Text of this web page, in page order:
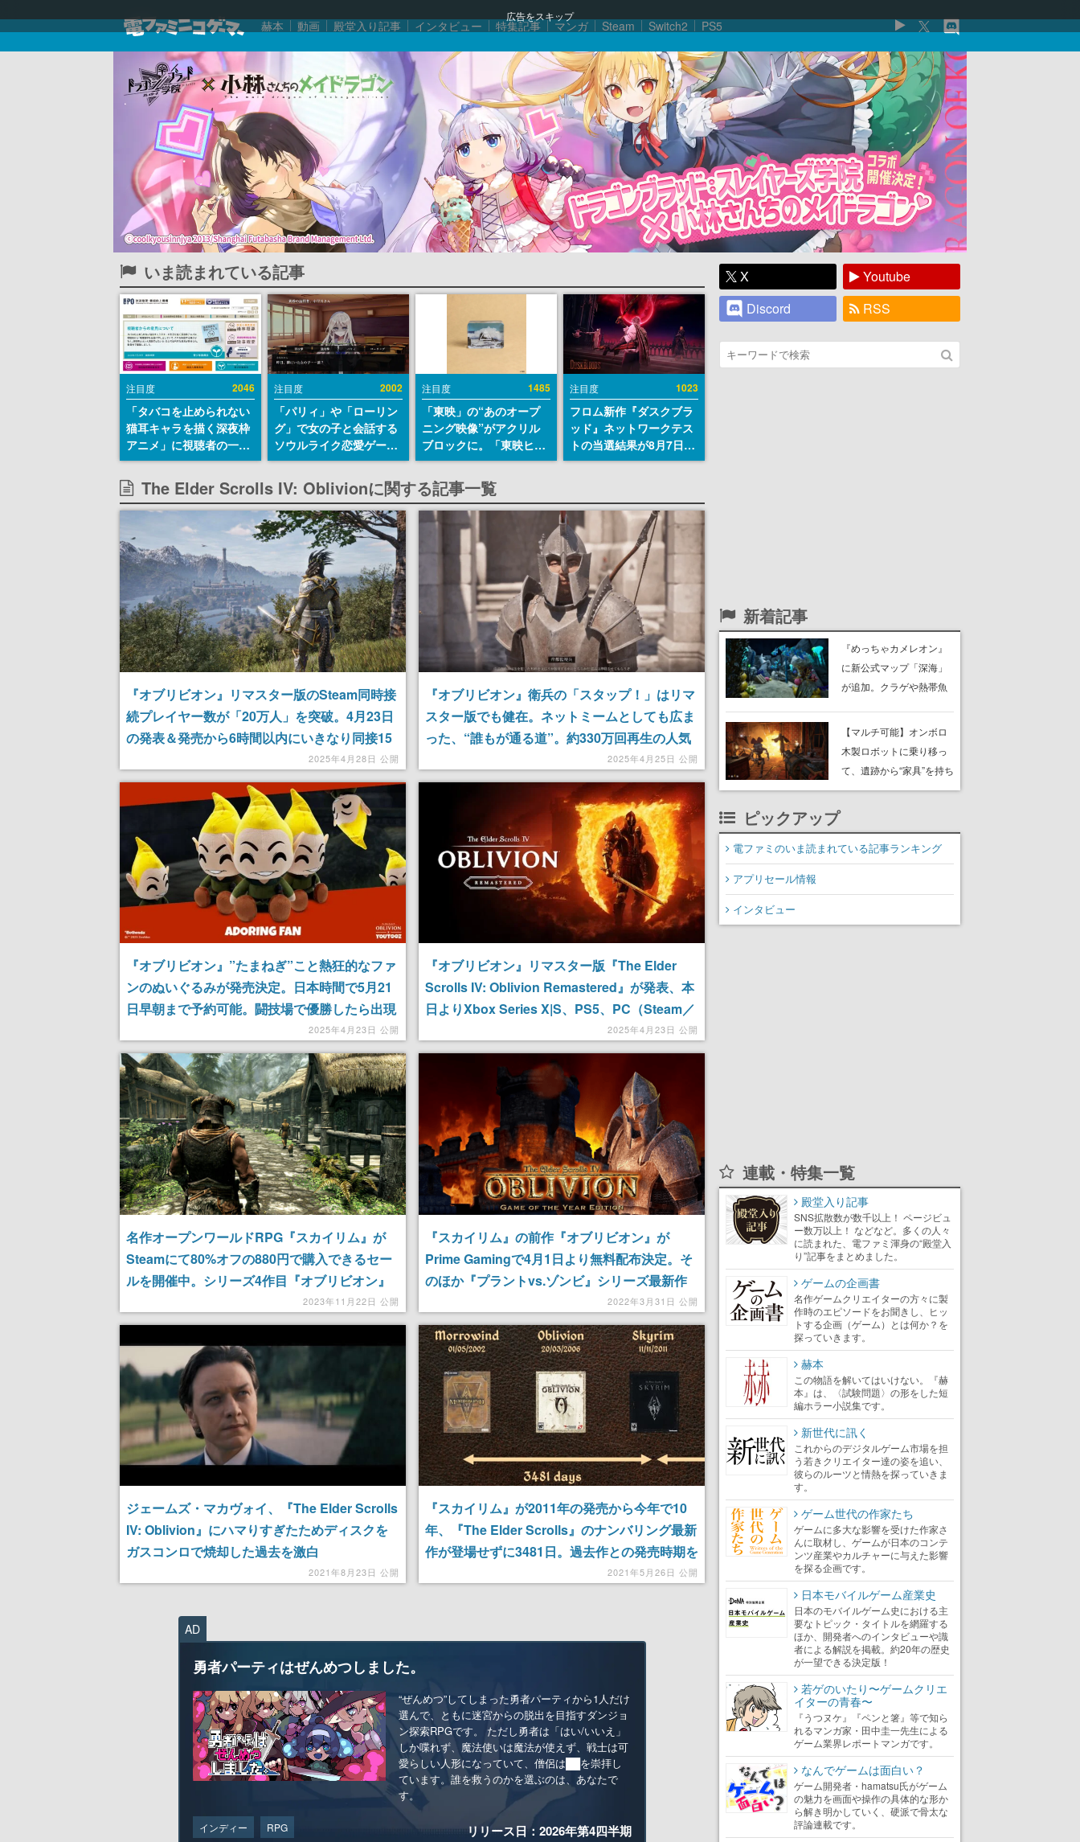
広告をスキップ
赫本 動画 殿堂入り記事 インタビュー 特集記事 マンガ Steam Switch2 PS5
いま読まれている記事
注目度 2046
「タバコを止められない
猫耳キャラを描く深夜枠
アニメ」に視聴者の一部
から批判意見。違法薬物
の使用と思しき描写も含
めて、BPOが議論を交わ
す
注目度 2002
「パリィ」や「ローリン
グ」で女の子と会話する
ソウルライク恋愛ゲーム
『小早川さんはソウルラ
イク』無料公開。返事に
失敗すると「YOU
DIED」
注目度 1485
「東映」の“あのオープ
ニング映像”がアクリル
ブロックに。「東映ヒス
トリカル グッズコレクシ
ョン」が8月下旬より発
売
注目度 1023
フロム新作『ダスクブラ
ッド』ネットワークテス
トの当選結果が8月7日22
時に発表。応募サイトの
日～24日
The Elder Scrolls IV: Oblivionに関する記事一覧
『オブリビオン』リマスター版のSteam同時接
続プレイヤー数が「20万人」を突破。4月23日
の発表＆発売から6時間以内にいきなり同接15
万人を記録した古くも新しき話題作、反響を受
けてさらなる英雄たちが立ち上がる
2025年4月28日 公開
『オブリビオン』衛兵の「スタップ！」はリマ
スター版でも健在。ネットミームとしても広ま
った、“誰もが通る道”。約330万回再生の人気
MAD曲「The Imperial Guard Song」のリマス
ター版も公開。本物の作曲家が衛兵のセリフを
組み合わせて作曲し、「待ってた」と称賛集ま
2025年4月25日 公開
『オブリビオン』”たまねぎ”こと熱狂的なファ
ンのぬいぐるみが発売決定。日本時間で5月21
日早朝まで予約可能。闘技場で優勝したら出現
するみんなの愛され（？）キャラ。「バイアズ
ーラ！」
2025年4月23日 公開
『オブリビオン』リマスター版『The Elder
Scrolls IV: Oblivion Remastered』が発表、本
日よりXbox Series X|S、PS5、PC（Steam／
Microsoft Store）に向けて配信。2006年に発
売された名作オープンワールドRPGが美麗なグ
ラフィックで蘇る
2025年4月23日 公開
名作オープンワールドRPG『スカイリム』が
Steamにて80%オフの880円で購入できるセー
ルを開催中。シリーズ4作目『オブリビオン』
が75%オフの420円、3作目『モロウィンド』は
60%オフの672円で購入できるセールも開催。
期間は11月28日まで
2023年11月22日 公開
『スカイリム』の前作『オブリビオン』が
Prime Gamingで4月1日より無料配布決定。そ
のほか『プラントvs.ゾンビ』シリーズ最新作
など、計8タイトルのラインナップが発表
2022年3月31日 公開
ジェームズ・マカヴォイ、『The Elder Scrolls
IV: Oblivion』にハマりすぎたためディスクを
ガスコンロで焼却した過去を激白
2021年8月23日 公開
『スカイリム』が2011年の発売から今年で10
年、『The Elder Scrolls』のナンバリング最新
作が登場せずに3481日。過去作との発売時期を
2021年5月26日 公開
AD
勇者パーティはぜんめつしました。
“ぜんめつ”してしまった勇者パーティから1人だけ
選んで、ともに迷宮からの脱出を目指すダンジョ
ン探索RPGです。 ただし勇者は「はい/いいえ」
しか喋れず、魔法使いは魔法が使えず、戦士は可
愛らしい人形になっていて、僧侶は██を崇拝し
ています。誰を救うのかを選ぶのは、あなたで
す。
インディー RPG リリース日：2026年第4四半期
X
Youtube
Discord
RSS
新着記事
『めっちゃカメレオン』
に新公式マップ「深海」
が追加。クラゲや熱帯魚
や大きな貝も
【マルチ可能】オンボロ
木製ロボットに乗り移っ
て、遺跡から“家具”を持ち
帰るホラーアクションゲ
売。迫る“腐敗”から逃げ延
び、持ち帰った家具で基
ピックアップ
電ファミのいま読まれている記事ランキング
アプリセール情報
インタビュー
連載・特集一覧
殿堂入り記事
SNS拡散数が数千以上！ ページビュ
ー数万以上！ などなど。多くの人々
に読まれた、電ファミ渾身の“殿堂入
り”記事をまとめました。
ゲームの企画書
名作ゲームクリエイターの方々に製
作時のエピソードをお聞きし、ヒッ
トする企画（ゲーム）とは何か？を
探っていきます。
赫本
この物語を解いてはいけない。『赫
本』は、〈試験問題〉の形をした短
編ホラー小説集です。
新世代に訊く
これからのデジタルゲーム市場を担
う若きクリエイター達の姿を追い、
彼らのルーツと情熱を探っていきま
す。
ゲーム世代の作家たち
ゲームに多大な影響を受けた作家さ
んに取材し、ゲームが日本のコンテ
ンツ産業やカルチャーに与えた影響
を探る企画です。
日本モバイルゲーム産業史
日本のモバイルゲーム史における主
要なトピック・タイトルを網羅する
ほか、開発者へのインタビューや識
者による解説を掲載。約20年の歴史
が一望できる決定版！
若ゲのいたり〜ゲームクリエ
イターの青春〜
『うつヌケ』『ペンと箸』等で知ら
れるマンガ家・田中圭一先生による
ゲーム業界レポートマンガです。
なんでゲームは面白い？
ゲーム開発者・hamatsu氏がゲーム
の魅力を画面や操作の具体的な形か
ら解き明かしていく、硬派で骨太な
評論連載です。